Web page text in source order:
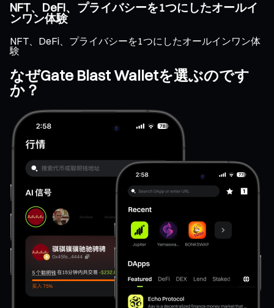
NFT、DeFi、プライバシーを1つにしたオールイ
ンワン体験
NFT、DeFi、プライバシーを1つにしたオールインワン体
験
なぜGate Blast Walletを選ぶのです
か？